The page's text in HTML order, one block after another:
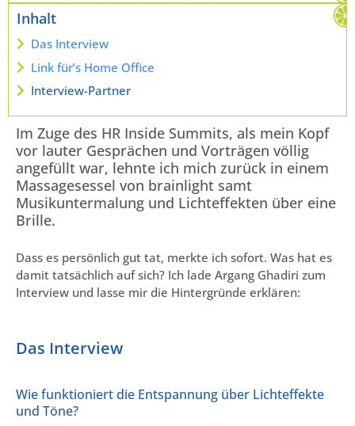
Inhalt
Das Interview
Link für’s Home Office
Interview-Partner
Im Zuge des HR Inside Summits, als mein Kopf
vor lauter Gesprächen und Vorträgen völlig
angefüllt war, lehnte ich mich zurück in einem
Massagesessel von brainlight samt
Musikuntermalung und Lichteffekten über eine
Brille.
Dass es persönlich gut tat, merkte ich sofort. Was hat es
damit tatsächlich auf sich? Ich lade Argang Ghadiri zum
Interview und lasse mir die Hintergründe erklären:
Das Interview
Wie funktioniert die Entspannung über Lichteffekte
und Töne?